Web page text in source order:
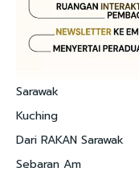
Sarawak
Kuching
Dari RAKAN Sarawak
Sebaran Am